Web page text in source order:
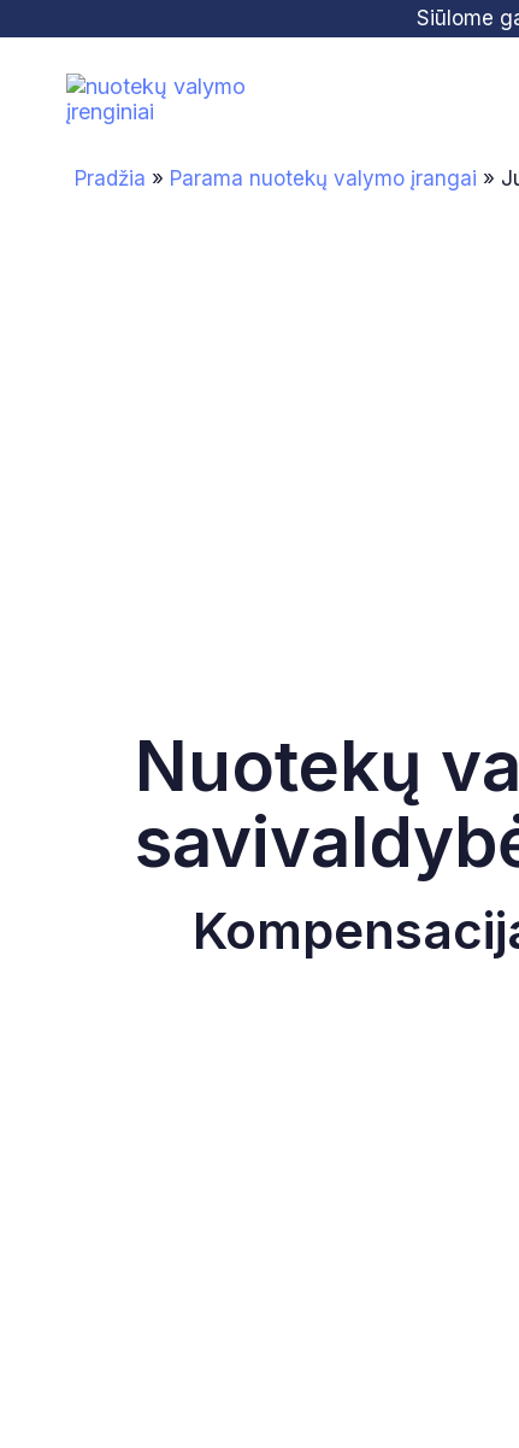
primary
navigation
Skip
Siūlome
Pradžia » Parama nuotekų valymo įrangai »
Nuotekų